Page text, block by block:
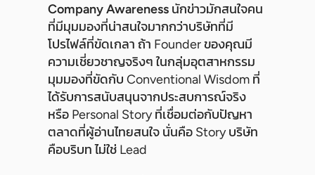
Company Awareness นักข่าวมักสนใจคน
ที่มีมุมมองที่น่าสนใจมากกว่าบริษัทที่มี
โปรไฟล์ที่ขัดเกลา ถ้า Founder ของคุณมี
ความเชี่ยวชาญจริงๆ ในกลุ่มอุตสาหกรรม
มุมมองที่ขัดกับ Conventional Wisdom ที่
ได้รับการสนับสนุนจากประสบการณ์จริง
หรือ Personal Story ที่เชื่อมต่อกับปัญหา
ตลาดที่ผู้อ่านไทยสนใจ นั่นคือ Story บริษัท
คือบริบท ไม่ใช่ Lead